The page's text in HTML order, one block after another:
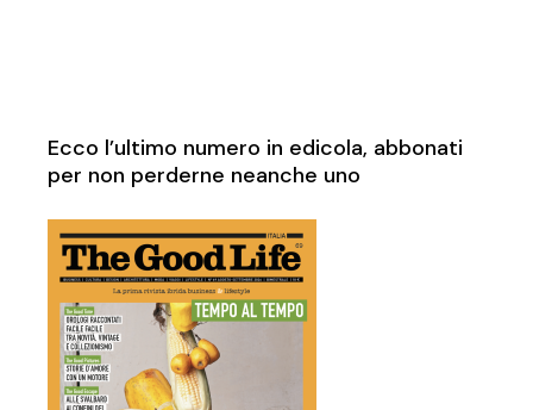
Ecco l’ultimo numero in edicola, abbonati
per non perderne neanche uno